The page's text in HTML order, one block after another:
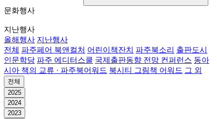
문화행사
지난행사
올해행사 지난행사
전체 파주페어 북앤컬처 어린이책잔치 파주북소리 출판도시
인문학당 파주 에디터스쿨 국제출판동향 전망 컨퍼런스 동아
시아 책의 교류 · 파주북어워드 북시티 그림책 어워드 그 외
전체
2025
2024
2023